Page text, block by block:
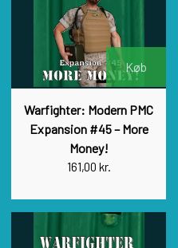
Køb
Warfighter: Modern PMC
Expansion #45 – More
Money!
161,00 kr.